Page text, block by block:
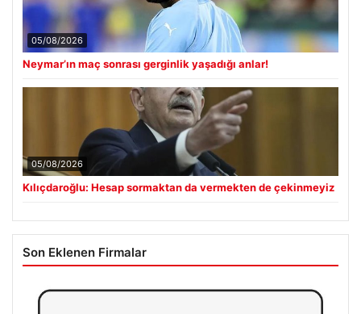
05/08/2026
Neymar’ın maç sonrası gerginlik yaşadığı anlar!
05/08/2026
Kılıçdaroğlu: Hesap sormaktan da vermekten de çekinmeyiz
Son Eklenen Firmalar